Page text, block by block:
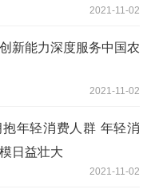
2021-11-02
新能力深度服务中国农
2021-11-02
年轻消费人群 年轻消
日益壮大
2021-11-02